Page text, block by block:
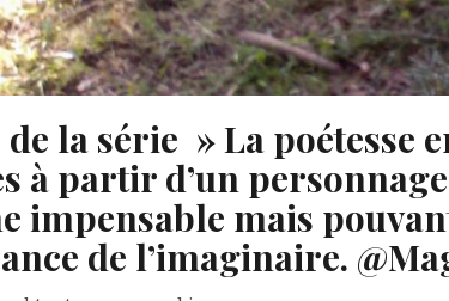
de la série » La poétesse
à partir d’un
impensable mais
de l’imaginaire.